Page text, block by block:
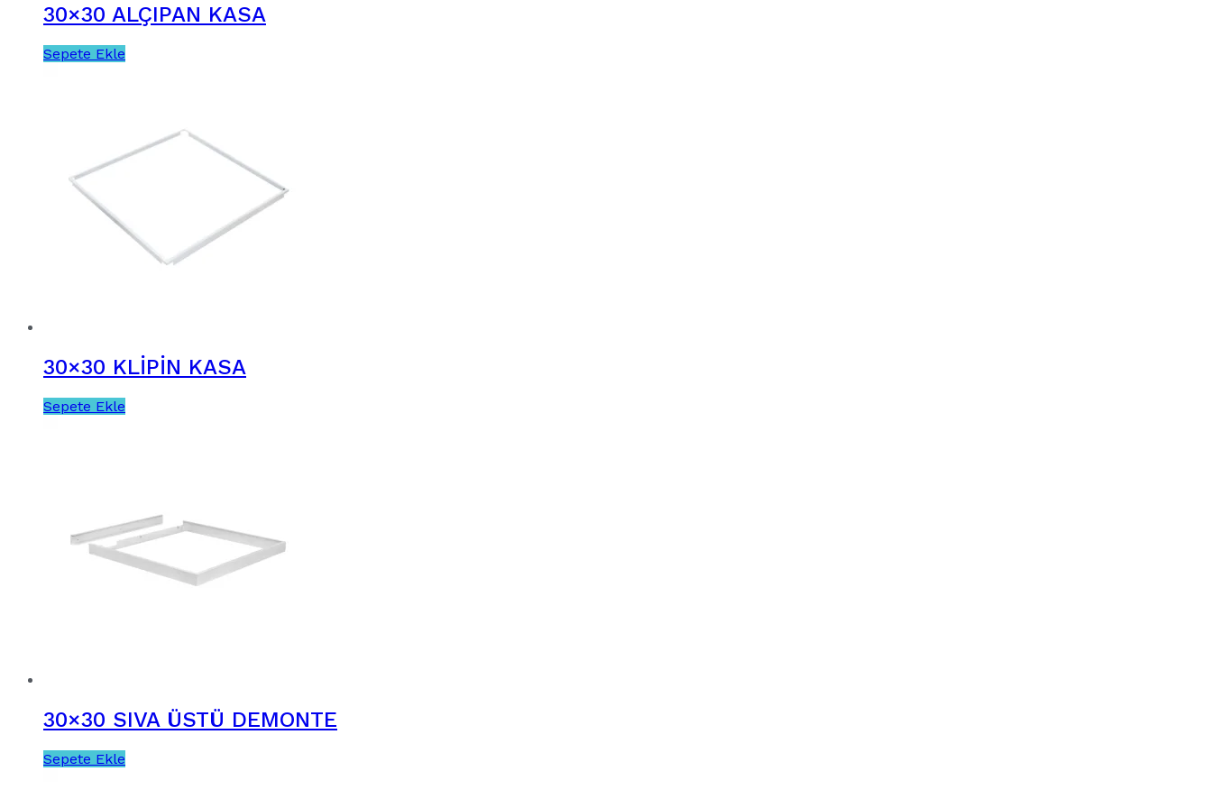
30×30 ALÇIPAN KASA
Sepete Ekle
30×30 KLİPİN KASA
Sepete Ekle
30×30 SIVA ÜSTÜ DEMONTE
Sepete Ekle